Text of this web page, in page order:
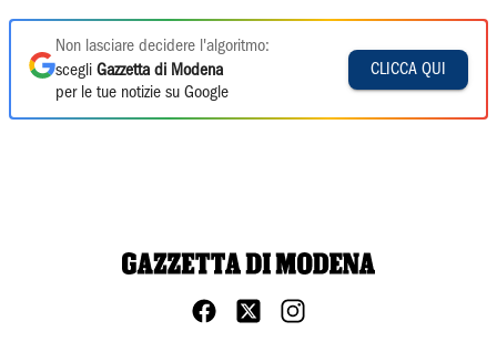
Non lasciare decidere l'algoritmo:
scegli Gazzetta di Modena
per le tue notizie su Google
CLICCA QUI